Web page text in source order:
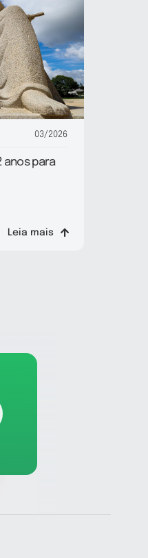
03/2026
anos para
Leia mais